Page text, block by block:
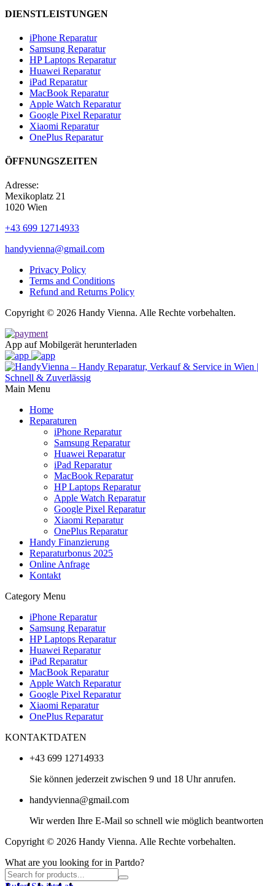
DIENSTLEISTUNGEN
iPhone Reparatur
Samsung Reparatur
HP Laptops Reparatur
Huawei Reparatur
iPad Reparatur
MacBook Reparatur
Apple Watch Reparatur
Google Pixel Reparatur
Xiaomi Reparatur
OnePlus Reparatur
ÖFFNUNGSZEITEN
Adresse:
Mexikoplatz 21
1020 Wien
+43 699 12714933
handyvienna@gmail.com
Privacy Policy
Terms and Conditions
Refund and Returns Policy
Copyright © 2026 Handy Vienna. Alle Rechte vorbehalten.
App auf Mobilgerät herunterladen
Main Menu
Home
Reparaturen
iPhone Reparatur
Samsung Reparatur
Huawei Reparatur
iPad Reparatur
MacBook Reparatur
HP Laptops Reparatur
Apple Watch Reparatur
Google Pixel Reparatur
Xiaomi Reparatur
OnePlus Reparatur
Handy Finanzierung
Reparaturbonus 2025
Online Anfrage
Kontakt
Category Menu
iPhone Reparatur
Samsung Reparatur
HP Laptops Reparatur
Huawei Reparatur
iPad Reparatur
MacBook Reparatur
Apple Watch Reparatur
Google Pixel Reparatur
Xiaomi Reparatur
OnePlus Reparatur
KONTAKTDATEN
+43 699 12714933
Sie können jederzeit zwischen 9 und 18 Uhr anrufen.
handyvienna@gmail.com
Wir werden Ihre E-Mail so schnell wie möglich beantworten
Copyright © 2026 Handy Vienna. Alle Rechte vorbehalten.
What are you looking for in Partdo?